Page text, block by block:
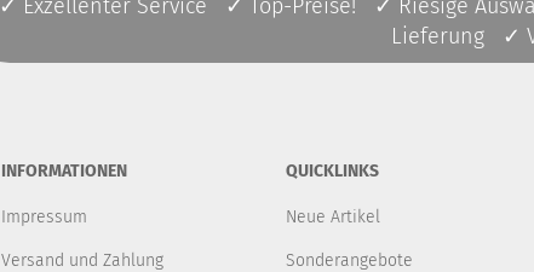
✓ Exzellenter Service ✓ Top-Preise! ✓ Riesige
Lieferung ✓
INFORMATIONEN
Impressum
Versand und Zahlung
QUICKLINKS
Neue Artikel
Sonderangebote